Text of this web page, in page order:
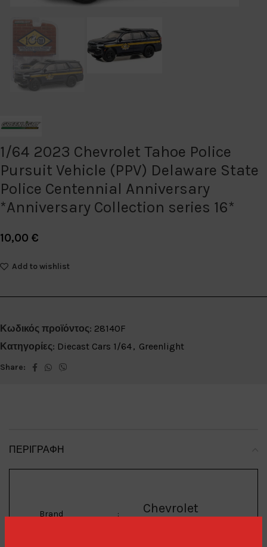
1/64 2023 Chevrolet Tahoe Police
Pursuit Vehicle (PPV) Delaware State
Police Centennial Anniversary
*Anniversary Collection series 16*
10,00 €
Add to wishlist
Κωδικός προϊόντος: 28140F
Κατηγορίες: Diecast Cars 1/64, Greenlight
Share:
ΠΕΡΙΓΡΑΦΉ
Brand : Chevrolet